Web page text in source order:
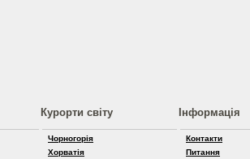
Курорти світу
Чорногорія
Хорватія
Інформація
Контакти
Питання